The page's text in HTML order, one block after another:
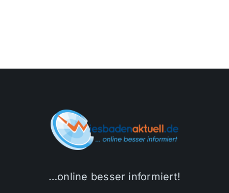
…online besser informiert!